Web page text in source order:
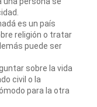
es un país
religión o tratar
puede ser
sobre la vida
civil o la
para la otra